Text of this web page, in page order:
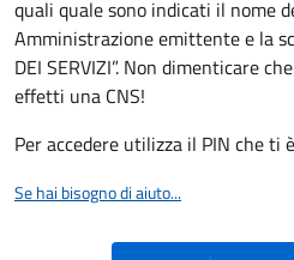
quali quale sono indicati il nome
Amministrazione emittente e la
DEI SERVIZI”. Non dimenticare
effetti una CNS!
Per accedere utilizza il PIN che ti
Se hai bisogno di aiuto...